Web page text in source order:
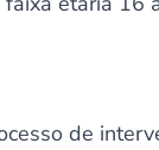
de